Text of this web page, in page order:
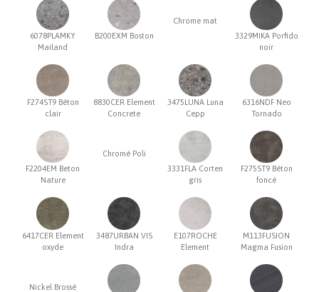
6078PLAMKY
Mailand
B200EXM Boston
Chrome mat
3329MIKA Porfido
noir
F274ST9 Béton
clair
8830CER Element
Concrete
3475LUNA Luna
Cepp
6316NDF Neo
Tornado
F2204EM Beton
Nature
Chromé Poli
3331FLA Corten
gris
F275ST9 Béton
foncé
6417CER Element
oxyde
3487URBAN VIS
Indra
E107ROCHE
Element
M113FUSION
Magma Fusion
Nickel Brossé